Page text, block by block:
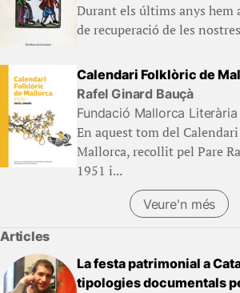
Durant els últims anys hem
de recuperació de les
Calendari Folklòric de
Rafel Ginard Bauçà
Fundació Mallorca
En aquest tom del
Mallorca, recollit pel Pare
1951 i...
Veure'n més
Articles
La festa patrimonial a
tipologies documentals